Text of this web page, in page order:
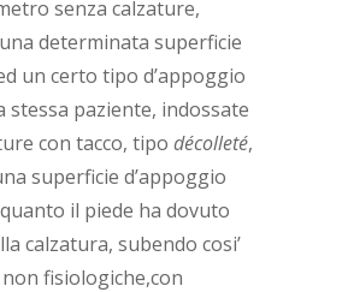
senza calzature,
determinata superficie
un certo tipo d’appoggio
stessa paziente, indossate
con tacco, tipo décolleté,
superficie d’appoggio
il piede ha dovuto
calzatura, subendo cosi’
fisiologiche,con